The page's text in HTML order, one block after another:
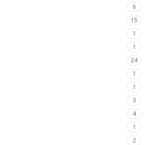
6
15
1
1
24
1
1
3
4
1
2